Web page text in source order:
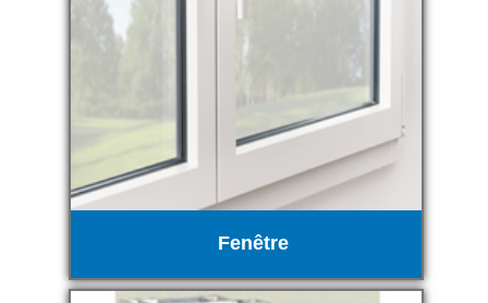
Fenêtre